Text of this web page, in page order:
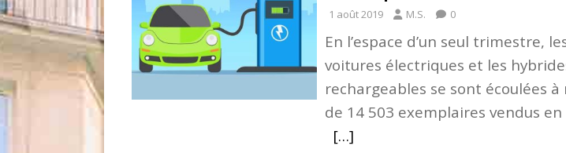
1 août 2019 M.S. 0
En l’espace d’un seul trimestre,
voitures électriques et les
rechargeables se sont écoulées à
de 14 503 exemplaires vendus en
[…]